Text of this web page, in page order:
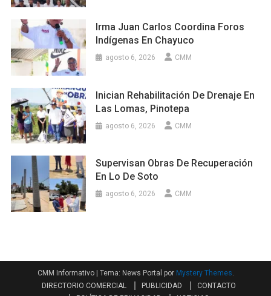
Irma Juan Carlos Coordina Foros
Indígenas En Chayuco
agosto 6, 2026 CMM
Inician Rehabilitación De Drenaje En
Las Lomas, Pinotepa
agosto 6, 2026 CMM
Supervisan Obras De Recuperación
En Lo De Soto
agosto 6, 2026 CMM
CMM Informativo Tema: News Portal por Mystery Themes.
DIRECTORIO COMERCIAL
PUBLICIDAD
CONTACTO